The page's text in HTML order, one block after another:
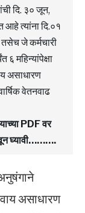
दि. ३० जून,
आहे त्यांना दि.०१
जे कर्मचारी
महिन्यांपेक्षा
असाधारण
वेतनवाढ
PDF वर
घ्यावी……….
असाधारण